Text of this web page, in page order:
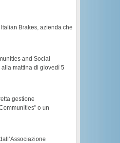
Brakes, azienda che
and Social
mattina di giovedì 5
gestione
o un